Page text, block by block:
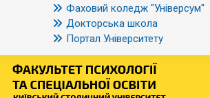
Фаховий коледж "Універсум"
Докторська школа
Портал Університету